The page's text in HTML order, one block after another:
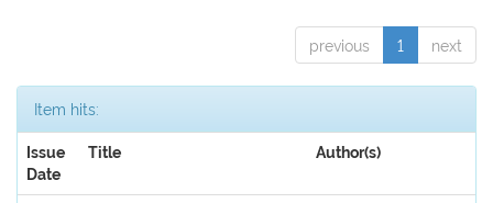
previous 1 next
Item hits:
Issue
Date
Title Author(s)